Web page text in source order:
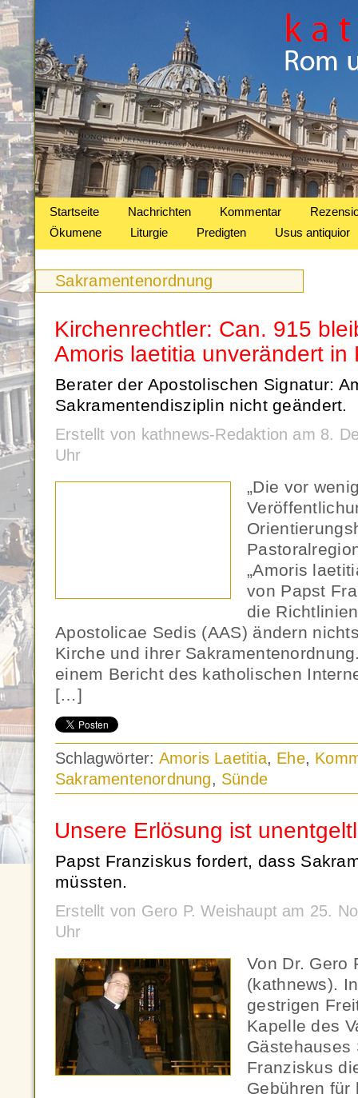
Startseite Nachrichten Kommentar
Ökumene
Liturgie Predigten Usus antiquior
Sakramentenordnung
Kirchenrechtler: Can. 915
Amoris laetitia unverändert in
Berater der Apostolischen Signatur:
Sakramentendisziplin nicht geändert.
Erstellt von kathnews-Redaktion am 8.
Uhr
„Die vor
„Amoris
von Papst
die
Apostolicae Sedis (AAS) ändern
Kirche und ihrer
einem Bericht des katholischen
[…]
Schlagwörter: Amoris Laetitia, Ehe,
Sakramentenordnung, Sünde
Unsere Erlösung ist
Papst Franziskus fordert, dass
müssten.
Erstellt von Gero P. Weishaupt am 25.
Uhr
Von Dr. Gero
(kathnews).
gestrigen
Kapelle des
Gästehauses
Franziskus
Gebühren für